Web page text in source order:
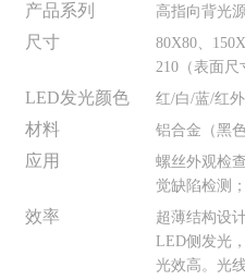
产品系列 高指向背光
尺寸
80X80、
210（表面尺
LED发光颜色 红/白/蓝/红外
材料 铝合金（黑
应用
螺丝外观检
觉缺陷检测
效率
超薄结构设
LED侧发光
光效高。光